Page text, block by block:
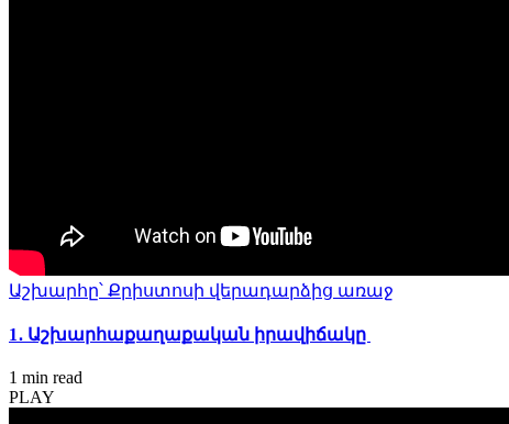
Աշխարհը՝ Քրիստոսի վերադարձից առաջ
1․ Աշխարհաքաղաքական իրավիճակը
1 min read
PLAY